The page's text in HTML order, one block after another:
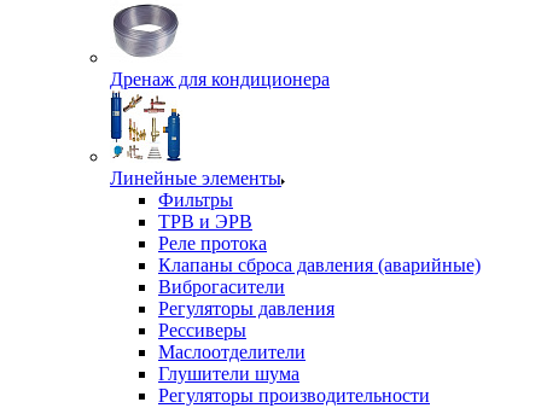
Дренаж для кондиционера
Линейные элементы
Фильтры
ТРВ и ЭРВ
Реле протока
Клапаны сброса давления (аварийные)
Виброгасители
Регуляторы давления
Рессиверы
Маслоотделители
Глушители шума
Регуляторы производительности